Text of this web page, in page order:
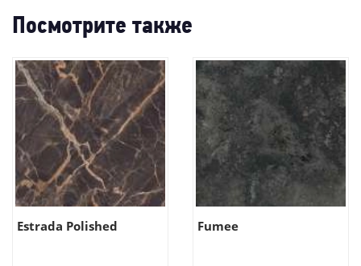
Посмотрите также
Estrada Polished Fumee